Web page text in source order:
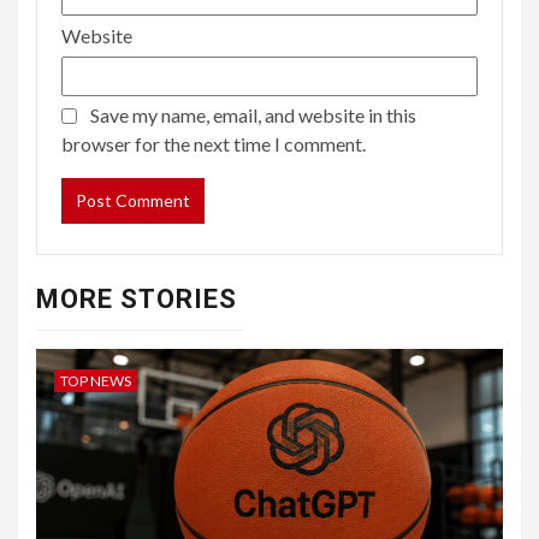
Website
Save my name, email, and website in this
browser for the next time I comment.
MORE STORIES
TOP NEWS